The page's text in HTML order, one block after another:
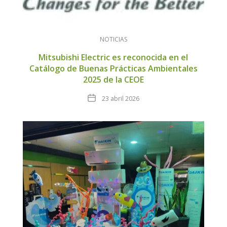
NOTICIAS
Mitsubishi Electric es reconocida en el
Catálogo de Buenas Prácticas Ambientales
2025 de la CEOE
Fecha23 abril 2026